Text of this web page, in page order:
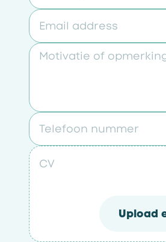
Email address
Motivatie of
Telefoon nummer
CV
Upload